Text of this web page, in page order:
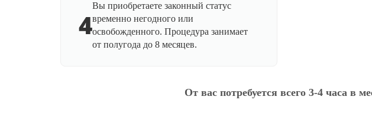
4
Вы приобретаете законный статус
временно негодного или
освобожденного. Процедура занимает
от полугода до 8 месяцев.
От вас потребуется всего 3-4 часа